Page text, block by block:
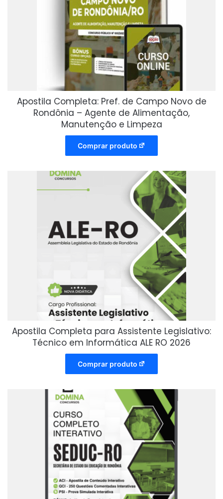
Apostila Completa: Pref. de Campo Novo de
Rondônia – Agente de Alimentação,
Manutenção e Limpeza
Comprar produto
Apostila Completa para Assistente Legislativo:
Técnico em Informática ALE RO 2026
Comprar produto